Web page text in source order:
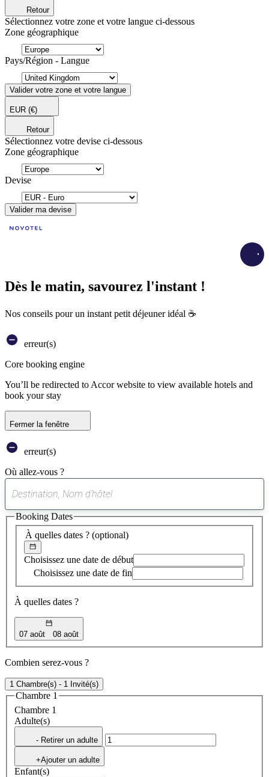
Retour
Sélectionnez votre zone et votre langue ci-dessous
Zone géographique
Pays/Région - Langue
Valider votre zone et votre langue
EUR (€)
Retour
Sélectionnez votre devise ci-dessous
Zone géographique
Devise
Valider ma devise
Dès le matin, savourez l'instant !
Nos conseils pour un instant petit déjeuner idéal ☕
erreur(s)
Core booking engine
You’ll be redirected to Accor website to view available hotels and
book your stay
Fermer la fenêtre
erreur(s)
Où allez-vous ?
suggestion
trouvée
À quelles dates ? (optional)
Choisissez une date de début
Choisissez une date de fin
À quelles dates ?
07 août 08 août
Booking Dates
Combien serez-vous ?
1 Chambre(s) - 1 Invité(s)
Chambre 1
Chambre 1
Adulte(s)
- Retirer un adulte
+Ajouter un adulte
Enfant(s)